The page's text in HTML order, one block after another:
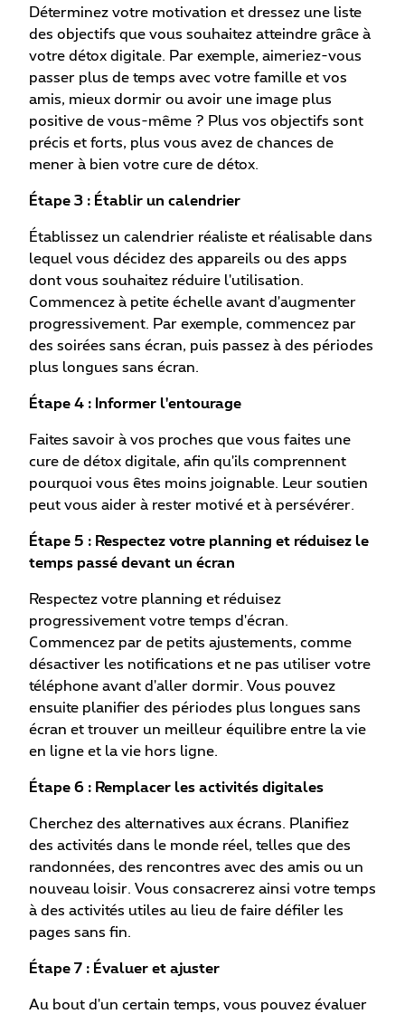
Déterminez votre motivation et dressez une liste
des objectifs que vous souhaitez atteindre grâce à
votre détox digitale. Par exemple, aimeriez-vous
passer plus de temps avec votre famille et vos
amis, mieux dormir ou avoir une image plus
positive de vous-même ? Plus vos objectifs sont
précis et forts, plus vous avez de chances de
mener à bien votre cure de détox.
Étape 3 : Établir un calendrier
Établissez un calendrier réaliste et réalisable dans
lequel vous décidez des appareils ou des apps
dont vous souhaitez réduire l'utilisation.
Commencez à petite échelle avant d'augmenter
progressivement. Par exemple, commencez par
des soirées sans écran, puis passez à des périodes
plus longues sans écran.
Étape 4 : Informer l'entourage
Faites savoir à vos proches que vous faites une
cure de détox digitale, afin qu'ils comprennent
pourquoi vous êtes moins joignable. Leur soutien
peut vous aider à rester motivé et à persévérer.
Étape 5 : Respectez votre planning et réduisez le
temps passé devant un écran
Respectez votre planning et réduisez
progressivement votre temps d'écran.
Commencez par de petits ajustements, comme
désactiver les notifications et ne pas utiliser votre
téléphone avant d'aller dormir. Vous pouvez
ensuite planifier des périodes plus longues sans
écran et trouver un meilleur équilibre entre la vie
en ligne et la vie hors ligne.
Étape 6 : Remplacer les activités digitales
Cherchez des alternatives aux écrans. Planifiez
des activités dans le monde réel, telles que des
randonnées, des rencontres avec des amis ou un
nouveau loisir. Vous consacrerez ainsi votre temps
à des activités utiles au lieu de faire défiler les
pages sans fin.
Étape 7 : Évaluer et ajuster
Au bout d'un certain temps, vous pouvez évaluer